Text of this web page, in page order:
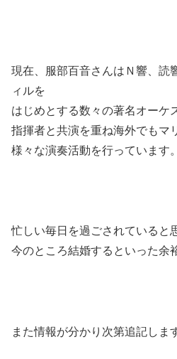
現在、服部百音さんはＮ響、読
ィルを
はじめとする数々の著名オーケ
指揮者と共演を重ね海外でもマ
様々な演奏活動を行っています。
忙しい毎日を過ごされていると
今のところ結婚するといった余
また情報が分かり次第追記しま